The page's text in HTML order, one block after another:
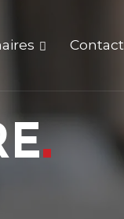
Contact